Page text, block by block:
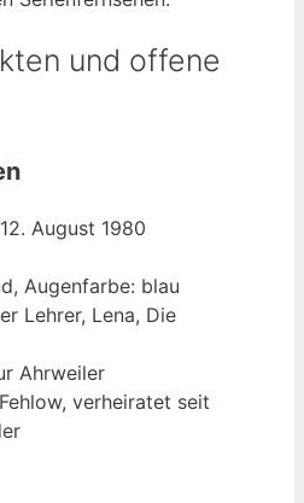
und offene
August 1980
Augenfarbe: blau
Lehrer, Lena, Die
Ahrweiler
verheiratet seit